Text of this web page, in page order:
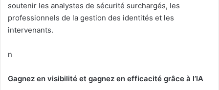
soutenir les analystes de sécurité surchargés, les
professionnels de la gestion des identités et les
intervenants.
n
Gagnez en visibilité et gagnez en efficacité grâce à l’IA